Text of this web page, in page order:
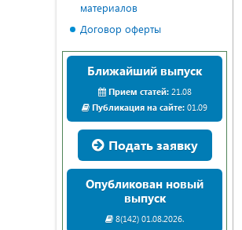
материалов
Договор оферты
Ближайший выпуск
Прием статей:21.08
Публикация на сайте: 01.09
Подать заявку
Опубликован новый
выпуск
8(142) 01.08.2026.